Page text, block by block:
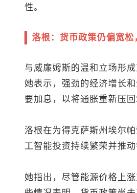
性。
洛根：货币政策仍偏宽
与威廉姆斯的温和立场形
她表示，强劲的经济增长
要加息，以将通胀重新压
洛根在为得克萨斯州埃尔
工智能投资持续繁荣并推
她指出，尽管能源价格上